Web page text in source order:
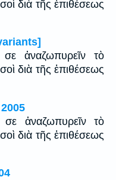
διὰ τῆς ἐπιθέσεως
σε ἀναζωπυρεῖν τὸ
διὰ τῆς ἐπιθέσεως
σε ἀναζωπυρεῖν τὸ
διὰ τῆς ἐπιθέσεως